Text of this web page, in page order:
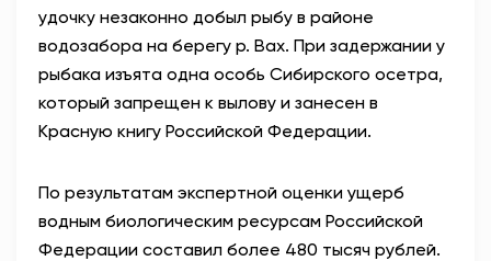
удочку незаконно добыл рыбу в районе
водозабора на берегу р. Вах. При задержании у
рыбака изъята одна особь Сибирского осетра,
который запрещен к вылову и занесен в
Красную книгу Российской Федерации.
По результатам экспертной оценки ущерб
водным биологическим ресурсам Российской
Федерации составил более 480 тысяч рублей.